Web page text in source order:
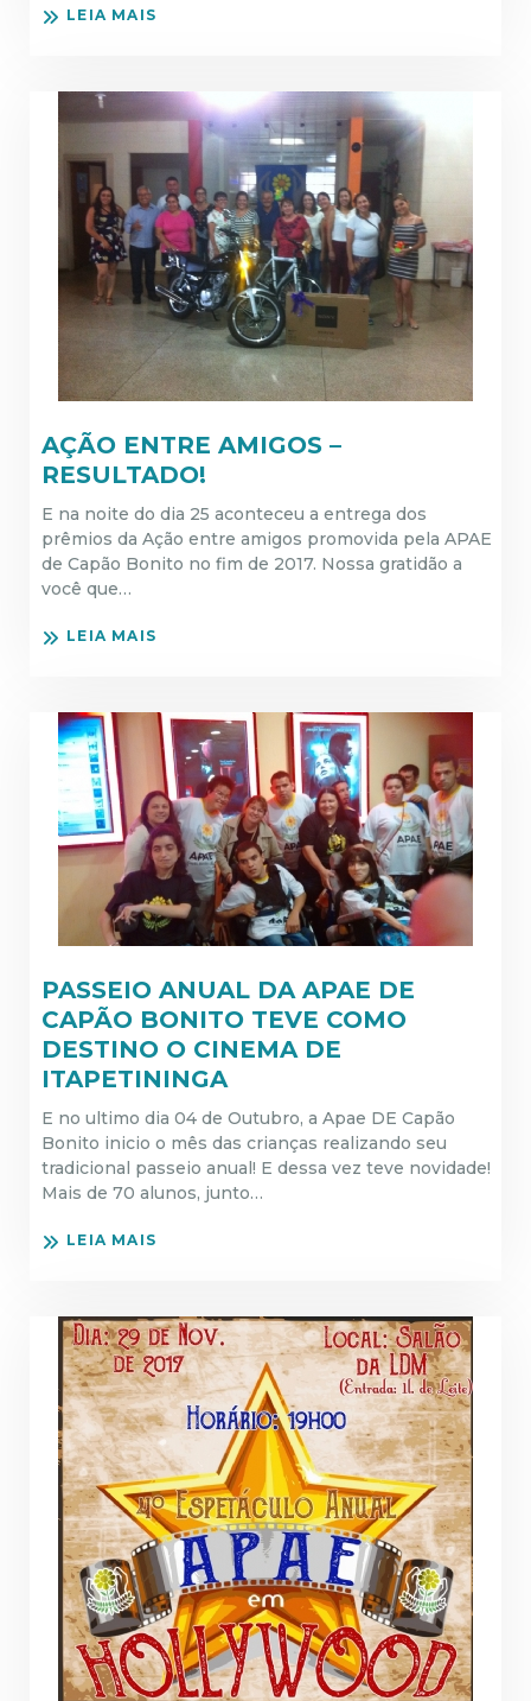
LEIA MAIS
AÇÃO ENTRE AMIGOS –
RESULTADO!
E na noite do dia 25 aconteceu a entrega dos
prêmios da Ação entre amigos promovida pela APAE
de Capão Bonito no fim de 2017. Nossa gratidão a
você que…
LEIA MAIS
PASSEIO ANUAL DA APAE DE
CAPÃO BONITO TEVE COMO
DESTINO O CINEMA DE
ITAPETININGA
E no ultimo dia 04 de Outubro, a Apae DE Capão
Bonito inicio o mês das crianças realizando seu
tradicional passeio anual! E dessa vez teve novidade!
Mais de 70 alunos, junto…
LEIA MAIS